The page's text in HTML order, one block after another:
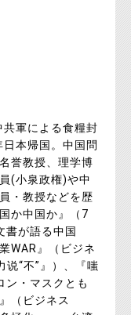
軍による食糧封
本帰国。中国問
誉教授、理学博
(小泉政権)や中
・教授などを歴
か中国か』（7
書が語る中国
WAR』（ビジネ
“不”』）、『嗤
ン・マスクとも
（ビジネス